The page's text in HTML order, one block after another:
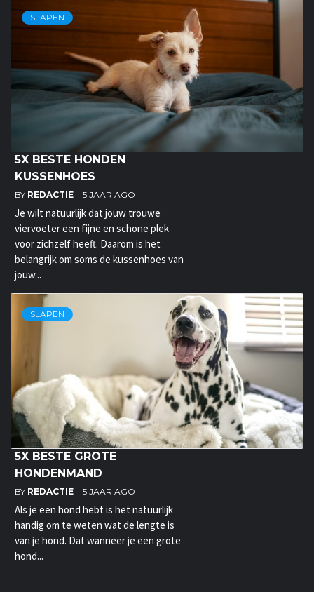
SLAPEN
5X BESTE HONDEN
KUSSENHOES
BY REDACTIE 5 JAAR AGO
Je wilt natuurlijk dat jouw trouwe
viervoeter een fijne en schone plek
voor zichzelf heeft. Daarom is het
belangrijk om soms de kussenhoes van
jouw...
SLAPEN
5X BESTE GROTE
HONDENMAND
BY REDACTIE 5 JAAR AGO
Als je een hond hebt is het natuurlijk
handig om te weten wat de lengte is
van je hond. Dat wanneer je een grote
hond...